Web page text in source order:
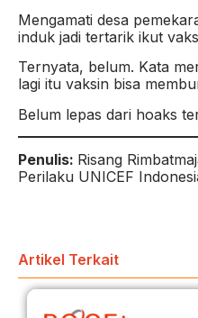
Mengamati desa
induk jadi tertarik ikut
Ternyata, belum. Kata
lagi itu vaksin bisa
Belum lepas dari hoaks
Penulis: Risang
Perilaku UNICEF
Artikel Terkait